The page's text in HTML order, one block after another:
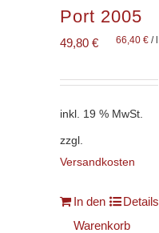
Port 2005
49,80 € 66,40 €/l
inkl. 19 % MwSt.
zzgl.
Versandkosten
In den
Warenkorb
Details